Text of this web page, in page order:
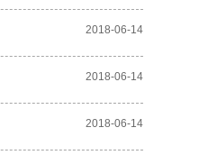
2018-06-14
2018-06-14
2018-06-14